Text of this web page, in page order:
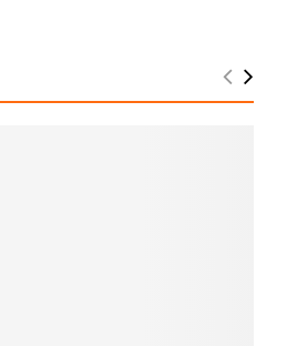
A